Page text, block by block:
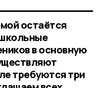
остаётся
в основную
требуются три